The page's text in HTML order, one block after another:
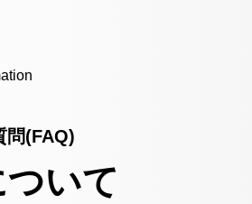
問(FAQ)
いて